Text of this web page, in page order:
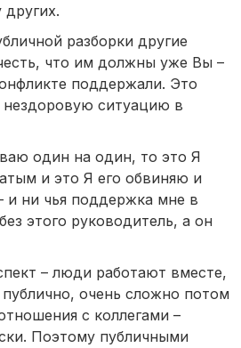
разборки другие
что им должны уже Вы –
поддержали. Это
нездоровую ситуацию в
один на один, то это Я
и это Я его обвиняю и
и ни чья поддержка мне в
этого руководитель, а он
– люди работают вместе,
очень сложно потом
с коллегами –
Поэтому публичными